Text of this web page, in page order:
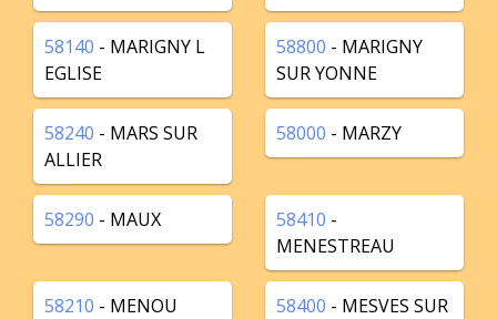
58140 - MARIGNY L
EGLISE
58800 - MARIGNY
SUR YONNE
58240 - MARS SUR
ALLIER
58000 - MARZY
58290 - MAUX 58410 -
MENESTREAU
58210 - MENOU 58400 - MESVES SUR